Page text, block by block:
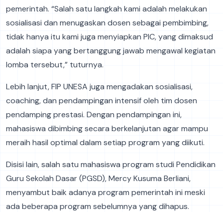
pemerintah. “Salah satu langkah kami adalah melakukan
sosialisasi dan menugaskan dosen sebagai pembimbing,
tidak hanya itu kami juga menyiapkan PIC, yang dimaksud
adalah siapa yang bertanggung jawab mengawal kegiatan
lomba tersebut,” tuturnya.
Lebih lanjut, FIP UNESA juga mengadakan sosialisasi,
coaching, dan pendampingan intensif oleh tim dosen
pendamping prestasi. Dengan pendampingan ini,
mahasiswa dibimbing secara berkelanjutan agar mampu
meraih hasil optimal dalam setiap program yang diikuti.
Disisi lain, salah satu mahasiswa program studi Pendidikan
Guru Sekolah Dasar (PGSD), Mercy Kusuma Berliani,
menyambut baik adanya program pemerintah ini meski
ada beberapa program sebelumnya yang dihapus.